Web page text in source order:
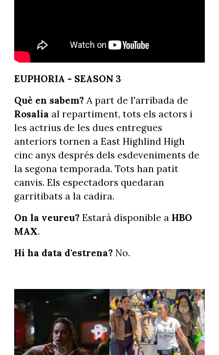
EUPHORIA - SEASON 3
Què en sabem? A part de l'arribada de
Rosalia al repartiment, tots els actors i
les actrius de les dues entregues
anteriors tornen a East Highlind High
cinc anys després dels esdeveniments de
la segona temporada. Tots han patit
canvis. Els espectadors quedaran
garritibats a la cadira.
On la veureu? Estarà disponible a HBO
MAX.
Hi ha data d'estrena? No.